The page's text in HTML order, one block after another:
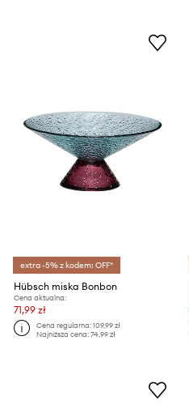
extra -5% z kodem: OFF*
Hübsch miska Bonbon
Cena aktualna:
71,99 zł
Cena regularna:109,99 zł
Najniższa cena:74,99 zł